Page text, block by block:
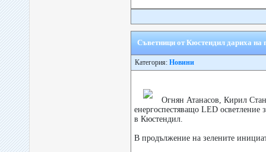
Съветници от Кюстендил дариха на
Категория: Новини
Огнян Атанасов, Кирил
енергоспестяващо LED осветление
в Кюстендил.
В продължение на зелените